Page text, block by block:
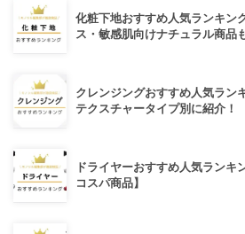
化粧下地おすすめ人気ランキン
ス・敏感肌向けナチュラル商品
クレンジングおすすめ人気ラン
テクスチャータイプ別に紹介！
ドライヤーおすすめ人気ランキ
コスパ商品】